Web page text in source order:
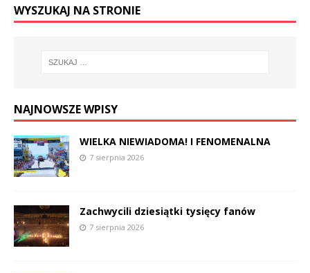
WYSZUKAJ NA STRONIE
NAJNOWSZE WPISY
WIELKA NIEWIADOMA! I FENOMENALNA
7 sierpnia 2026
Zachwycili dziesiątki tysięcy fanów
7 sierpnia 2026